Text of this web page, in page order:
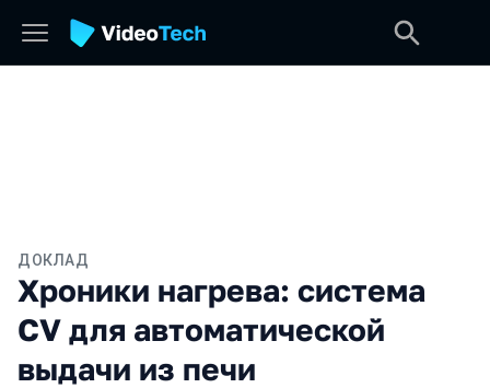
ДОКЛАД
Хроники нагрева: система
CV для автоматической
выдачи из печи